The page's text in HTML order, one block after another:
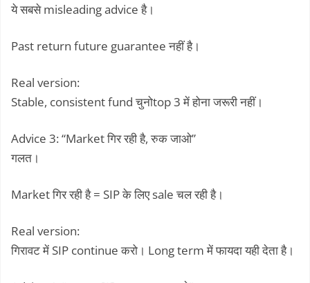
ये सबसे misleading advice है।
Past return future guarantee नहीं है।
Real version:
Stable, consistent fund चुनोtop 3 में होना जरूरी नहीं।
Advice 3: “Market गिर रही है, रुक जाओ”
गलत।
Market गिर रही है = SIP के लिए sale चल रही है।
Real version:
गिरावट में SIP continue करो। Long term में फायदा यही देता है।